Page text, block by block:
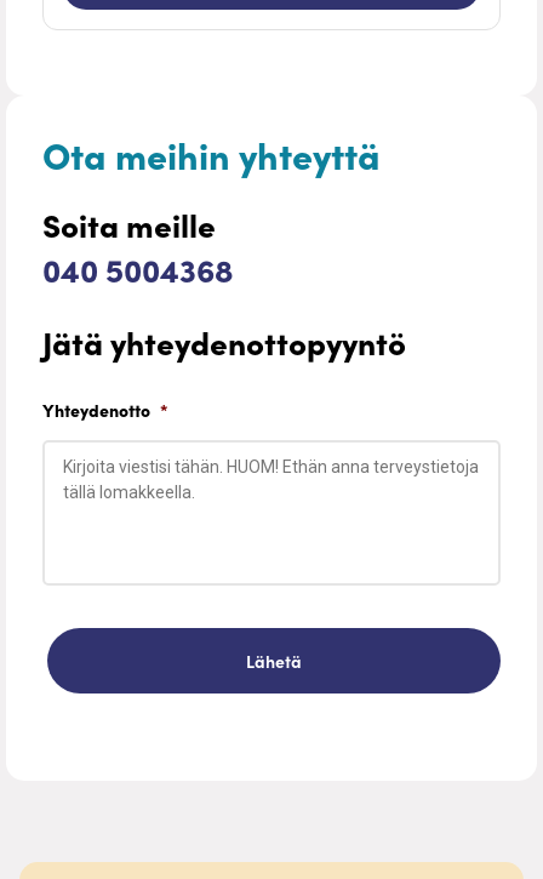
Ota meihin yhteyttä
Soita meille
040 5004368
Jätä yhteydenottopyyntö
Yhteydenotto *